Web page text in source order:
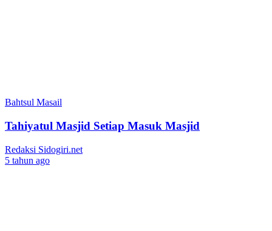
Bahtsul Masail
Tahiyatul Masjid Setiap Masuk Masjid
Redaksi Sidogiri.net
5 tahun ago